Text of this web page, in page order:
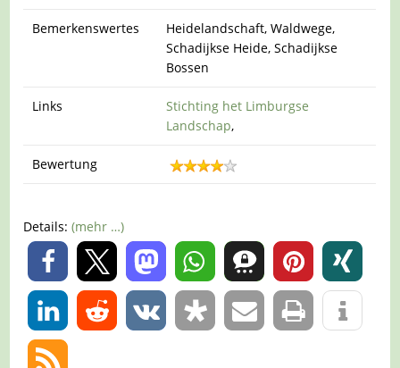
Bemerkenswertes
Heidelandschaft, Waldwege,
Schadijkse Heide, Schadijkse
Bossen
Links
Stichting het Limburgse
Landschap,
Bewertung
Details:(mehr …)
0
0